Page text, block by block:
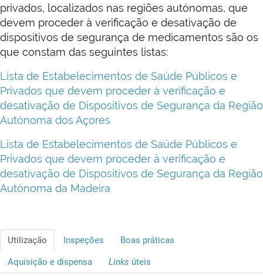
privados, localizados nas regiões autónomas, que
devem proceder à verificação e desativação de
dispositivos de segurança de medicamentos são os
que constam das seguintes listas:
Lista de Estabelecimentos de Saúde Públicos e
Privados que devem proceder à verificação e
desativação de Dispositivos de Segurança da Região
Autónoma dos Açores
Lista de Estabelecimentos de Saúde Públicos e
Privados que devem proceder à verificação e
desativação de Dispositivos de Segurança da Região
Autónoma da Madeira
Utilização Inspeções Boas práticas
Aquisição e dispensa Links úteis